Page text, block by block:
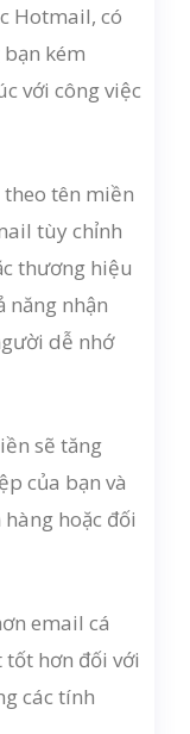
Hotmail, có
kém
với công việc
tên miền
tùy chỉnh
thương hiệu
năng nhận
dễ nhớ
sẽ tăng
của bạn và
hoặc đối
email cá
hơn đối với
các tính